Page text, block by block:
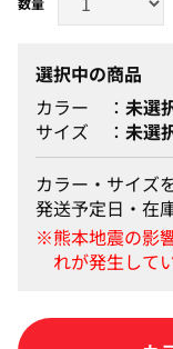
選択中の商品
カラー
未選
サイズ
未選
カラー・サイズ
発送予定日・在